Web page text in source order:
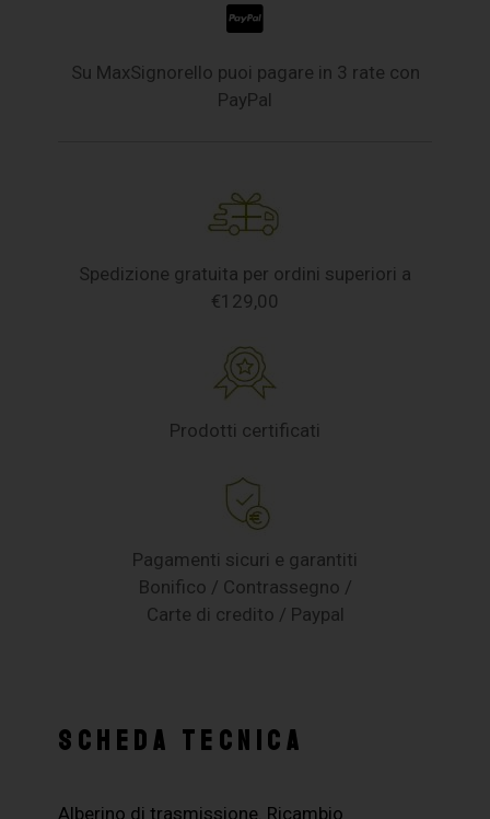
Su MaxSignorello puoi pagare in 3 rate con
PayPal
Spedizione gratuita per ordini superiori a
€129,00
Prodotti certificati
Pagamenti sicuri e garantiti
Bonifico / Contrassegno /
Carte di credito / Paypal
SCHEDA TECNICA
Alberino di trasmissione. Ricambio